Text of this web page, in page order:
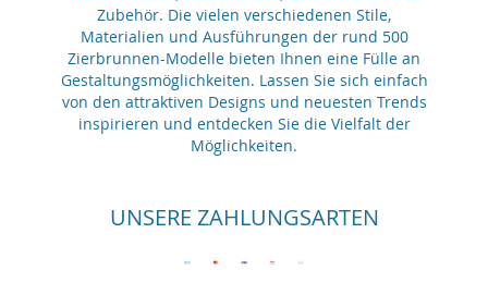
Zubehör. Die vielen verschiedenen Stile,
Materialien und Ausführungen der rund 500
Zierbrunnen-Modelle bieten Ihnen eine Fülle an
Gestaltungsmöglichkeiten. Lassen Sie sich einfach
von den attraktiven Designs und neuesten Trends
inspirieren und entdecken Sie die Vielfalt der
Möglichkeiten.
UNSERE ZAHLUNGSARTEN